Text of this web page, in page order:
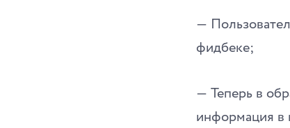
―
фидбеке;
― Теперь в
информация в